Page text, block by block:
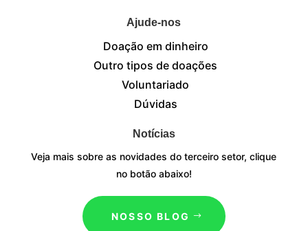
Ajude-nos
Doação em dinheiro
Outro tipos de doações
Voluntariado
Dúvidas
Notícias
Veja mais sobre as novidades do terceiro setor, clique
no botão abaixo!
NOSSO BLOG